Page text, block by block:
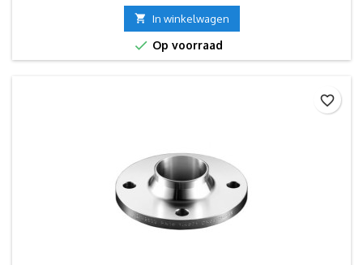
 In winkelwagen
 Op voorraad
favorite_border